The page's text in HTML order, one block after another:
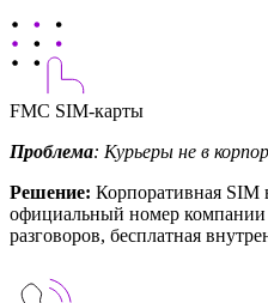
FMC SIM-карты
Проблема: Курьеры не в
Решение: Корпоративная SIM
официальный номер компании
разговоров, бесплатная